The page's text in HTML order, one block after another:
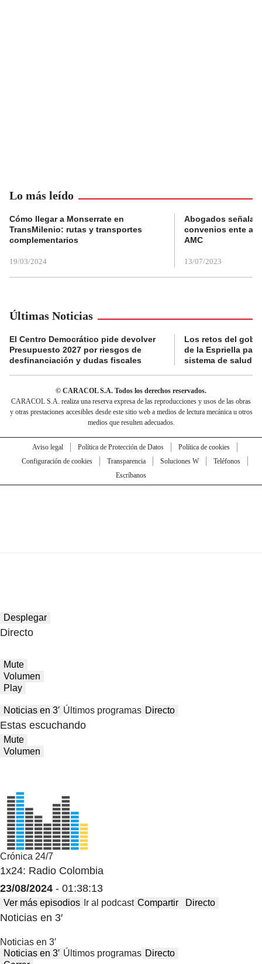
Lo más leído
Cómo llegar a Monserrate en
TransMilenio: rutas y transportes
complementarios
19/03/2024
Abogados
convenios ente
AMC
13/07/2023
Últimas Noticias
El Centro Democrático pide devolver
Presupuesto 2027 por riesgos de
desfinanciación y dudas fiscales
Los retos del
de la Espriella
sistema de salud
© CARACOL S.A. Todos los derechos reservados.
CARACOL S.A. realiza una reserva expresa de las reproducciones y usos de las obras
y otras prestaciones accesibles desde este sitio web a medios de lectura mecánica u otros
medios que resulten adecuados.
Aviso legal Política de Protección de Datos
Política de cookies
Configuración de cookies
Transparencia Soluciones W
Teléfonos
Escríbanos
Desplegar
Directo
Mute
Volumen
Play
Noticias en 3′ Últimos programas Directo
Estas escuchando
Mute
Volumen
Crónica 24/7
1x24: Radio Colombia
23/08/2024 - 01:38:13
Ver más episodios Ir al podcast Compartir Directo
Noticias en 3′
Noticias en 3′
Noticias en 3′ Últimos programas Directo